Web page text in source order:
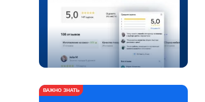
ВАЖНО ЗНАТЬ